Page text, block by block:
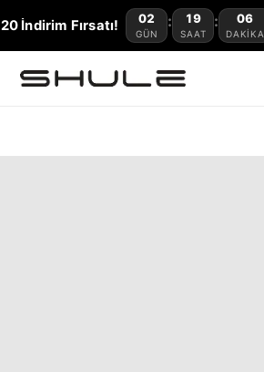
İndirim Fırsatı! 02
GÜN
: 19
SAAT
: 06
DAKIKA